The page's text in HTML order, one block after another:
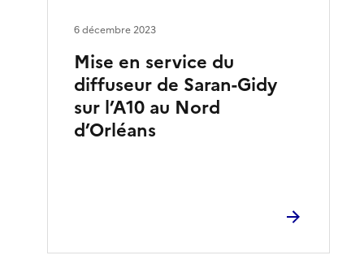
Mise en service du
diffuseur de Saran-Gidy
sur l’A10 au Nord
d’Orléans
6 décembre 2023